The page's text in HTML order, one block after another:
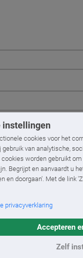
instellingen
cookies voor het
gebruik van analytische,
cookies worden gebruikt
Begrijpt en aanvaardt u
en doorgaan'. Met de link
privacyverklaring
Accepteren
Zelf